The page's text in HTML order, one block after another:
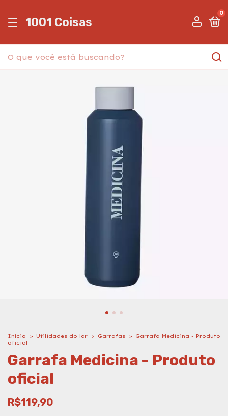
1001 Coisas
0
Início > Utilidades do lar > Garrafas >
Garrafa Medicina - Produto
oficial
Garrafa Medicina - Produto
oficial
R$119,90